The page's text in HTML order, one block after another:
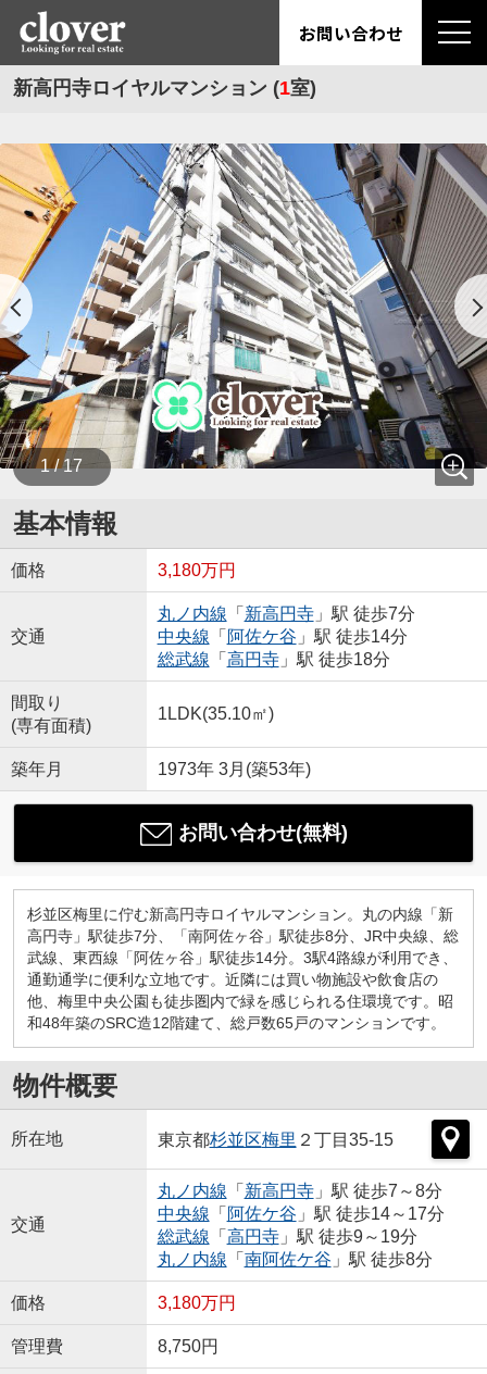
お問い合わせ
新高円寺ロイヤルマンション (1室)
1 / 17
基本情報
価格 3,180万円
交通
丸ノ内線 「 新高円寺」駅 徒歩7分
中央線 「 阿佐ケ谷 」駅 徒歩14分
総武線 「 高円寺」駅 徒歩18分
間取り
(専有面積)
1LDK(35.10㎡)
築年月 1973年 3月(築53年)
お問い合わせ(無料)
杉並区梅里に佇む新高円寺ロイヤルマンション。丸の内線「新
高円寺」駅徒歩7分、「南阿佐ヶ谷」駅徒歩8分、JR中央線、総
武線、東西線「阿佐ヶ谷」駅徒歩14分。3駅4路線が利用でき、
通勤通学に便利な立地です。近隣には買い物施設や飲食店の
他、梅里中央公園も徒歩圏内で緑を感じられる住環境です。昭
和48年築のSRC造12階建て、総戸数65戸のマンションです。
物件概要
所在地 東京都杉並区梅里 ２丁目35-15
交通
丸ノ内線 「 新高円寺」駅 徒歩7～8分
中央線 「 阿佐ケ谷 」駅 徒歩14～17分
総武線 「 高円寺」駅 徒歩9～19分
丸ノ内線 「 南阿佐ケ谷 」駅 徒歩8分
価格 3,180万円
管理費 8,750円